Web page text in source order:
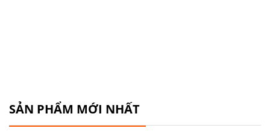
SẢN PHẨM MỚI NHẤT